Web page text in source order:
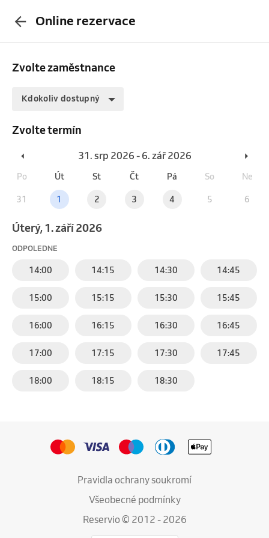
Online rezervace
Zvolte zaměstnance
Kdokoliv dostupný
Zvolte termín
31. srp 2026 - 6. zář 2026
Po Út St Čt Pá So Ne
31 1 2 3 4 5 6
úterý, 1. září 2026
ODPOLEDNE
14:00 14:15 14:30 14:45
15:00 15:15 15:30 15:45
16:00 16:15 16:30 16:45
17:00 17:15 17:30 17:45
18:00 18:15 18:30
Pravidla ochrany soukromí
Všeobecné podmínky
Reservio © 2012 - 2026